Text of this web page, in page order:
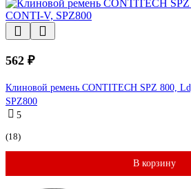
562 ₽
Клиновой ремень CONTITECH SPZ 800,
SPZ800
5
(18)
В корзину